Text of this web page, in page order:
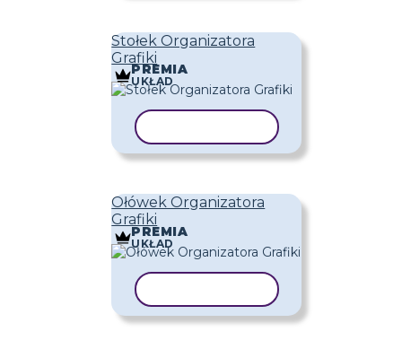
Stołek Organizatora
Grafiki
PREMIA
UKŁAD
Ołówek Organizatora
Grafiki
PREMIA
UKŁAD